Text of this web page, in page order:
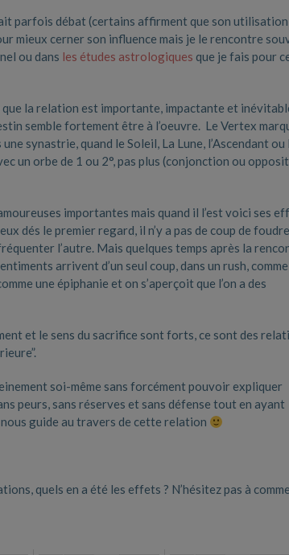
parfois débat (certains affirment que son
mieux cerner son influence mais je le rencontre
ou dans les études astrologiques que je fais pour
la relation est importante, impactante et
semble fortement être à l’oeuvre. Le Vertex
synastrie, quand le Soleil, La Lune, l’Ascendant ou
un orbe de 1 ou 2°, pas plus (conjonction ou
importantes mais quand il l’est voici ses
dés le premier regard, il n’y a pas de coup de
l’autre. Mais quelques temps après la
arrivent d’un seul coup, dans un rush,
une épiphanie et on s’aperçoit que l’on a des
et le sens du sacrifice sont forts, ce sont des
soi-même sans forcément pouvoir expliquer
peurs, sans réserves et sans défense tout en ayant
guide au travers de cette relation
quels en a été les effets ? N’hésitez pas à